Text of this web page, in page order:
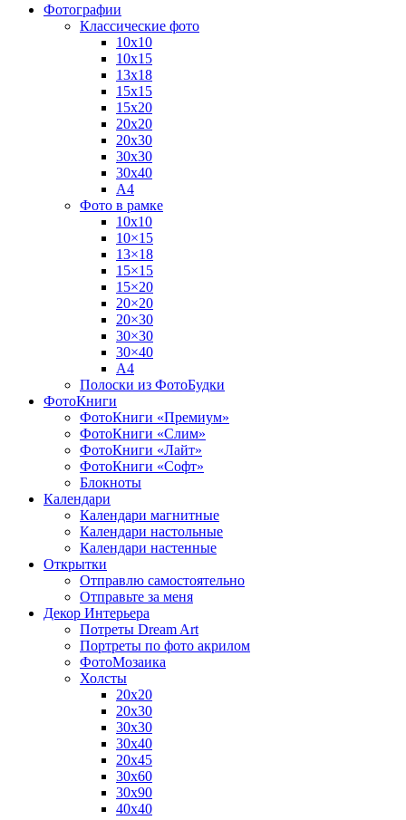
Фотографии
Классические фото
10х10
10х15
13х18
15х15
15х20
20х20
20х30
30х30
30х40
А4
Фото в рамке
10х10
10×15
13×18
15×15
15×20
20×20
20×30
30×30
30×40
A4
Полоски из ФотоБудки
ФотоКниги
ФотоКниги «Премиум»
ФотоКниги «Слим»
ФотоКниги «Лайт»
ФотоКниги «Софт»
Блокноты
Календари
Календари магнитные
Календари настольные
Календари настенные
Открытки
Отправлю самостоятельно
Отправьте за меня
Декор Интерьера
Потреты Dream Art
Портреты по фото акрилом
ФотоМозаика
Холсты
20х20
20х30
30х30
30х40
20х45
30х60
30х90
40х40